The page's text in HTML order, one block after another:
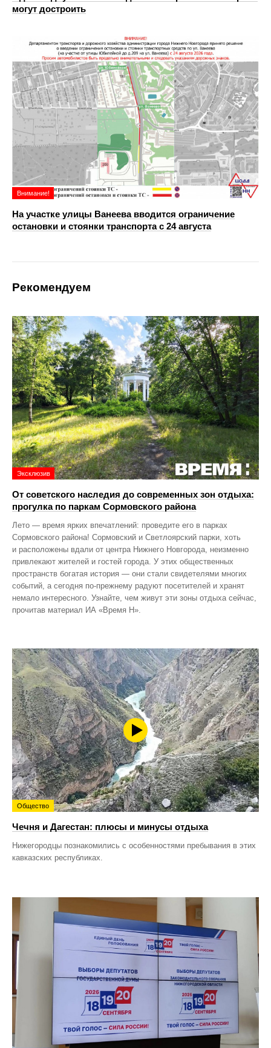
могут достроить
Внимание!
На участке улицы Ванеева вводится ограничение
остановки и стоянки транспорта с 24 августа
Рекомендуем
Эксклюзив
От советского наследия до современных зон отдыха:
прогулка по паркам Сормовского района
Лето — время ярких впечатлений: проведите его в парках
Сормовского района! Сормовский и Светлоярский парки, хоть
и расположены вдали от центра Нижнего Новгорода, неизменно
привлекают жителей и гостей города. У этих общественных
пространств богатая история — они стали свидетелями многих
событий, а сегодня по‑прежнему радуют посетителей и хранят
немало интересного. Узнайте, чем живут эти зоны отдыха сейчас,
прочитав материал ИА «Время Н».
Общество
Чечня и Дагестан: плюсы и минусы отдыха
Нижегородцы познакомились с особенностями пребывания в этих
кавказских республиках.